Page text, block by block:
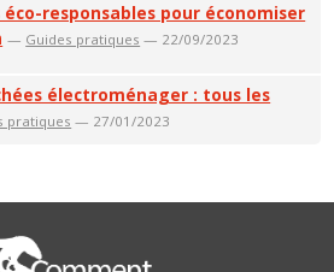
éco-responsables pour économiser
— Guides pratiques — 22/09/2023
électroménager : tous les
pratiques — 27/01/2023